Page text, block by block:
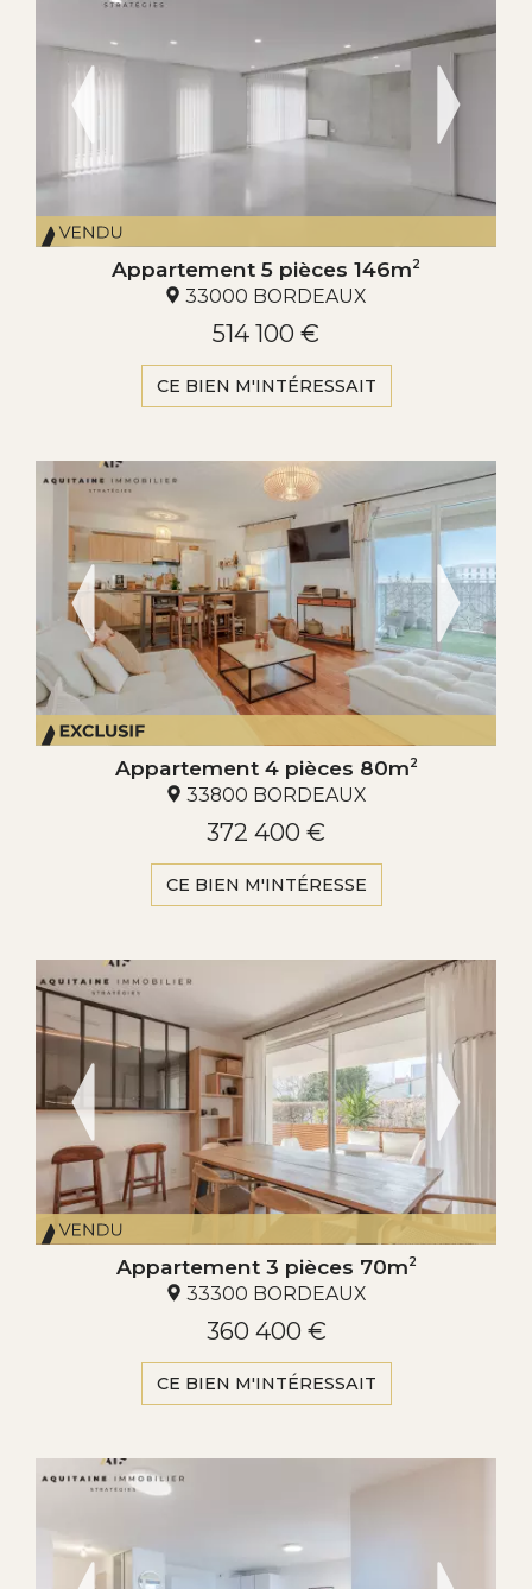
Appartement 5 pièces 146m2
33000 BORDEAUX
514 100 €
CE BIEN M'INTÉRESSAIT
Appartement 4 pièces 80m2
33800 BORDEAUX
372 400 €
CE BIEN M'INTÉRESSE
Appartement 3 pièces 70m2
33300 BORDEAUX
360 400 €
CE BIEN M'INTÉRESSAIT